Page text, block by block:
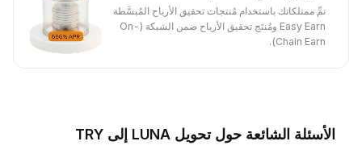
نمِّ ممتلكاتك باستخدام مُنتجات تحقيق الأرباح المُبسَّطة
Easy Earn ومُنتَج تحقيق الأرباح ضمن الشبكة (On-
Chain Earn).
الأسئلة الشائعة حول تحويل LUNA إلى TRY